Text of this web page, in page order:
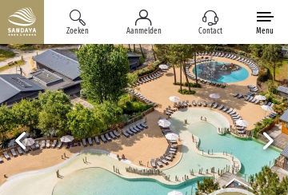
Zoeken Aanmelden Contact Menu